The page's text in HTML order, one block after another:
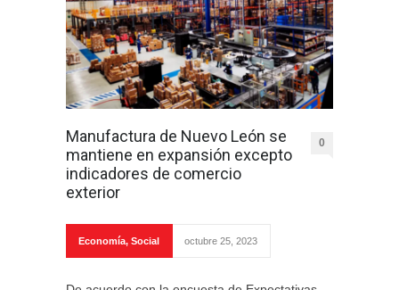
Manufactura de Nuevo León se
mantiene en expansión excepto
indicadores de comercio
exterior
0
Economía, Social octubre 25, 2023